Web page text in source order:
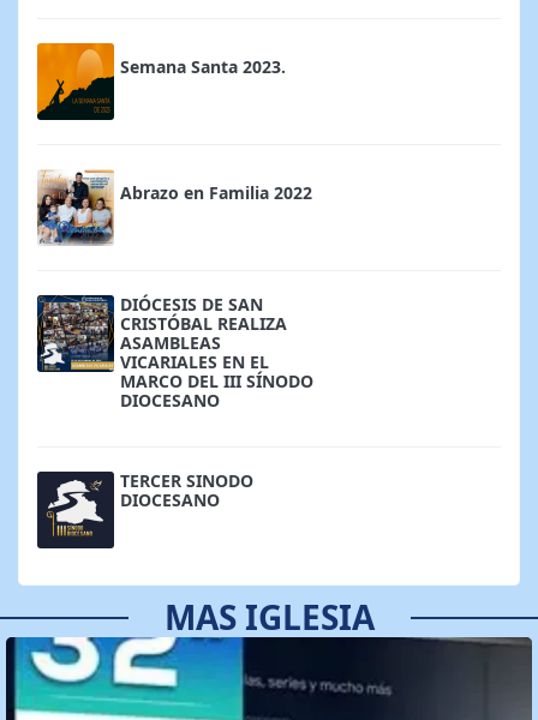
Semana Santa 2023.
Abrazo en Familia 2022
DIÓCESIS DE SAN
CRISTÓBAL REALIZA
ASAMBLEAS
VICARIALES EN EL
MARCO DEL III SÍNODO
DIOCESANO
TERCER SINODO
DIOCESANO
MAS IGLESIA